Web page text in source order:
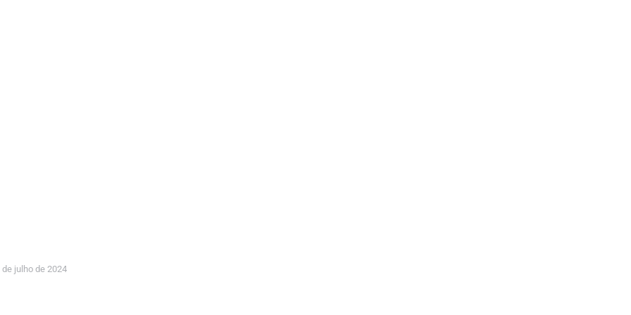
de julho de 2024